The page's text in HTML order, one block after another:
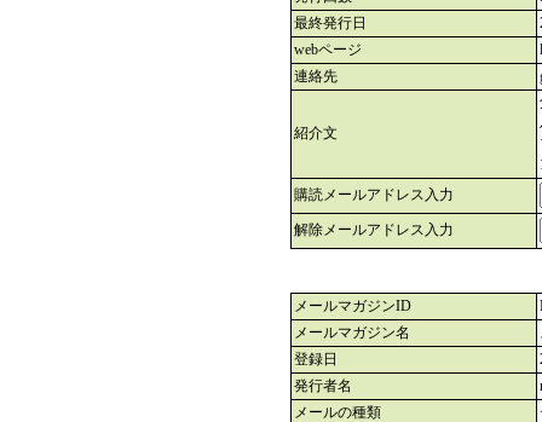
最終発行日
webページ
連絡先
紹介文
購読メールアドレス入力
解除メールアドレス入力
メールマガジンID
メールマガジン名
登録日
発行者名
メールの種類